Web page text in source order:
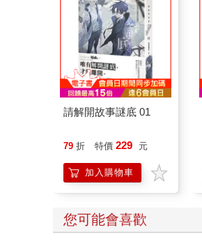
請解開故事謎底 01
79 折 特價 229 元
加入購物車
您可能會喜歡